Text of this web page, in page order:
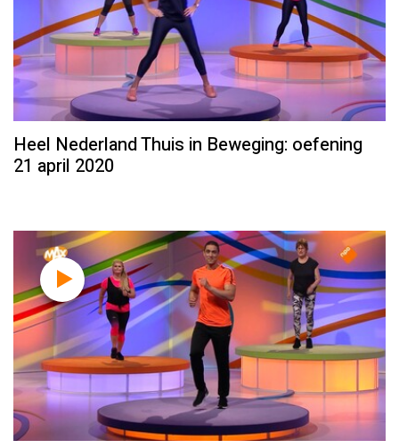
Heel Nederland Thuis in Beweging: oefening
21 april 2020